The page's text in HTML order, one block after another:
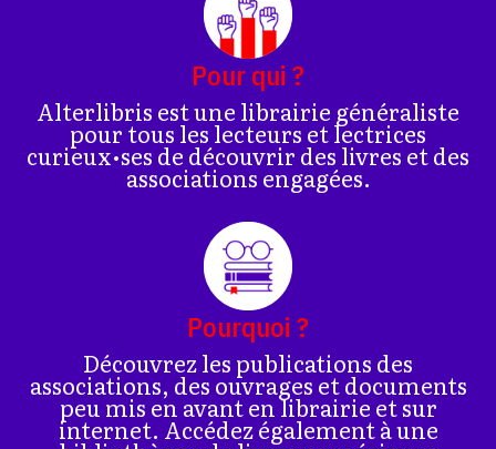
Pour qui ?
Alterlibris est une librairie généraliste
pour tous les lecteurs et lectrices
curieux•ses de découvrir des livres et des
associations engagées.
Pourquoi ?
Découvrez les publications des
associations, des ouvrages et documents
peu mis en avant en librairie et sur
internet. Accédez également à une